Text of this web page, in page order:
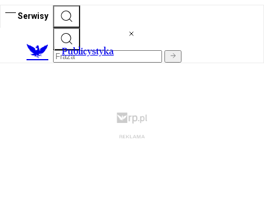
Serwisy
Publicystyka